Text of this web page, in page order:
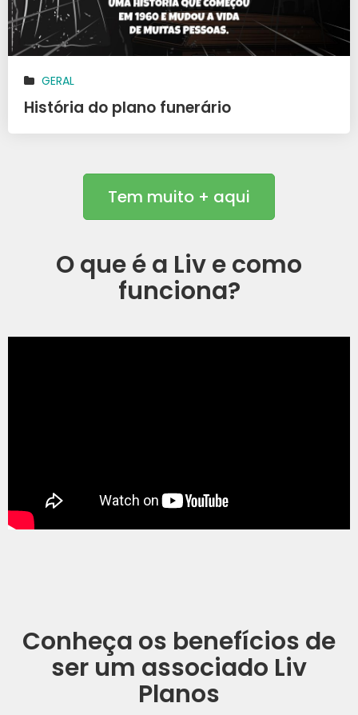
GERAL
História do plano funerário
Tem muito + aqui
O que é a Liv e como
funciona?
Conheça os benefícios de
ser um associado Liv
Planos